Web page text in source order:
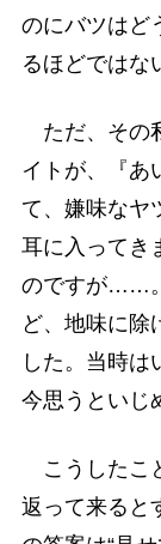
のにバツはど
るほどではな
ただ、その
イトが、『あ
て、嫌味なヤ
耳に入ってき
のですが……
ど、地味に除
した。当時は
今思うといじ
こうしたこ
返って来ると